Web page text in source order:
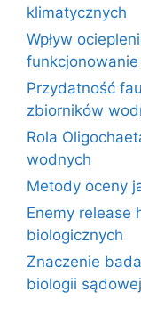
klimatycznych
Wpływ
Przydatność
zbiorników
Rola
wodnych
Metody oceny
Enemy release
biologicznych
Znaczenie
biologii sądowej